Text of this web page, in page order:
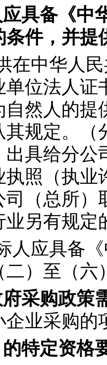
具备《中
条件，并提
在中华人
单位法人证
自然人的提
其规定。
出具给分公
执照（执业
司（总所）
业另有规定
人应具备
二）至（六
采购政策
企业采购的
特定资格